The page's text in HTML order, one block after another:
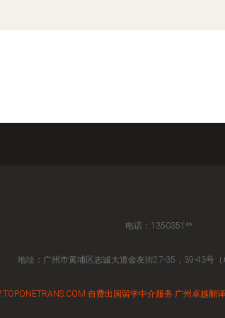
电话：1350351**
地址：广州市黄埔区志诚大道金友街27-35，39-43号
自费出国留学中介服务 广州卓越翻